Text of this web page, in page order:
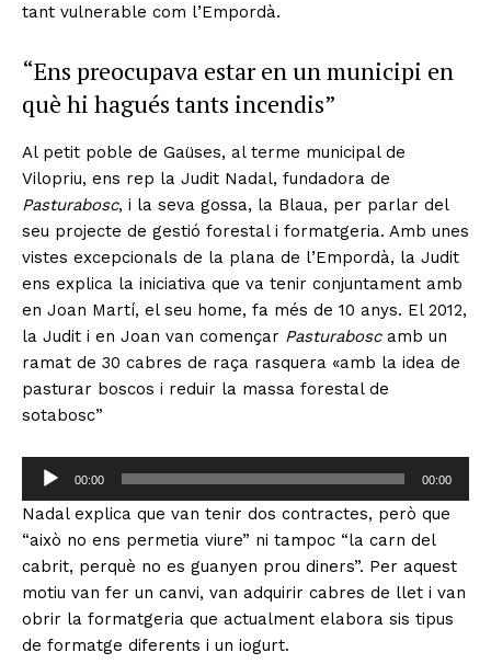
tant vulnerable com l’Empordà.
“Ens preocupava estar en un municipi en
què hi hagués tants incendis”
Al petit poble de Gaüses, al terme municipal de
Vilopriu, ens rep la Judit Nadal, fundadora de
Pasturabosc, i la seva gossa, la Blaua, per parlar del
seu projecte de gestió forestal i formatgeria. Amb unes
vistes excepcionals de la plana de l’Empordà, la Judit
ens explica la iniciativa que va tenir conjuntament amb
en Joan Martí, el seu home, fa més de 10 anys. El 2012,
la Judit i en Joan van començar Pasturabosc amb un
ramat de 30 cabres de raça rasquera «amb la idea de
pasturar boscos i reduir la massa forestal de
sotabosc”
p
o
d
u
c
00:00 00:00
Nadal explica que van tenir dos contractes, però que
“això no ens permetia viure” ni tampoc “la carn del
cabrit, perquè no es guanyen prou diners”. Per aquest
motiu van fer un canvi, van adquirir cabres de llet i van
obrir la formatgeria que actualment elabora sis tipus
de formatge diferents i un iogurt.